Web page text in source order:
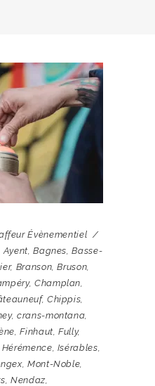
Évènementiel
Ayent,Bagnes,Basse-
, Branson,Bruson,
, Champlan,
, Chippis,
, crans-montana,
,Finhaut,Fully,
Hérémence, Isérables,
, Mont-Noble,
, Nendaz,